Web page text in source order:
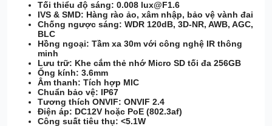
Tối thiểu độ sáng: 0.008 lux@F1.6
IVS & SMD: Hàng rào ảo, xâm nhập, bảo vệ vành đai
Chống ngược sáng: WDR 120dB, 3D-NR, AWB, AGC,
BLC
Hồng ngoại: Tầm xa 30m với công nghệ IR thông
minh
Lưu trữ: Khe cắm thẻ nhớ Micro SD tối đa 256GB
Ống kính: 3.6mm
Âm thanh: Tích hợp MIC
Chuẩn bảo vệ: IP67
Tương thích ONVIF: ONVIF 2.4
Điện áp: DC12V hoặc PoE (802.3af)
Công suất tiêu thụ: <5.1W